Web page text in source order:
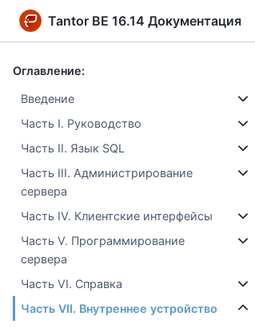
Tantor BE 16.14 Документация
Оглавление:
Введение
Часть I. Руководство
Часть II. Язык SQL
Часть III. Администрирование
сервера
Часть IV. Клиентские интерфейсы
Часть V. Программирование
сервера
Часть VI. Справка
Часть VII. Внутреннее устройство